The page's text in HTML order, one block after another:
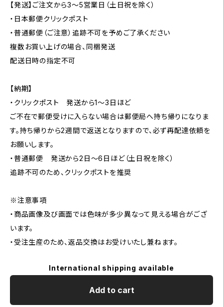
【発送】ご注文から3〜5営業日（土日祝を除く）
・日本郵便クリックポスト
・普通郵便（ご注意）追跡不可を予めご了承ください
複数お買い上げの場合、同梱発送
配送日時の指定不可
【納期】
・クリックポスト 発送から1〜3日ほど
ご不在で郵便受けに入らない場合は郵便局へ持ち帰りになりま
す。持ち帰りから2週間で返送となりますので、必ず再配達依頼を
お願いします。
・普通郵便 発送から2日〜6日ほど（土日祝を除く）
追跡不可のため、クリックポストを推奨
※注意事項
・商品画像及び画面では色味が多少異なって見える場合がござ
います。
・受注生産のため、返品交換はお受けいたし兼ねます。
International shipping available
Add to cart